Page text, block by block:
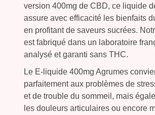
version 400mg de CBD, ce liquide
assure avec efficacité les bienfaits
en profitant de saveurs sucrées.
est fabriqué dans un laboratoire
analysé et garanti sans THC.
Le E-liquide 400mg Agrumes
parfaitement aux problèmes de
et de trouble du sommeil, mais
les douleurs articulaires ou encore